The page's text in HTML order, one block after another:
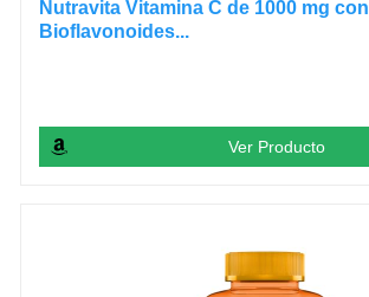
Nutravita Vitamina C de 1000 mg con
Bioflavonoides...
Ver Producto